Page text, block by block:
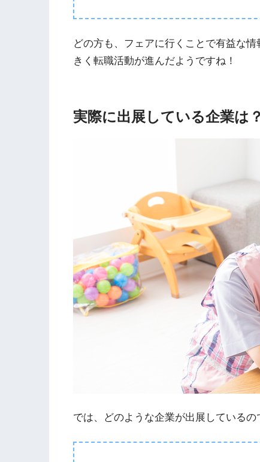
どの方も、フェアに行くことで有益な
きく転職活動が進んだようですね！
実際に出展している企業は？
では、どのような企業が出展しているの